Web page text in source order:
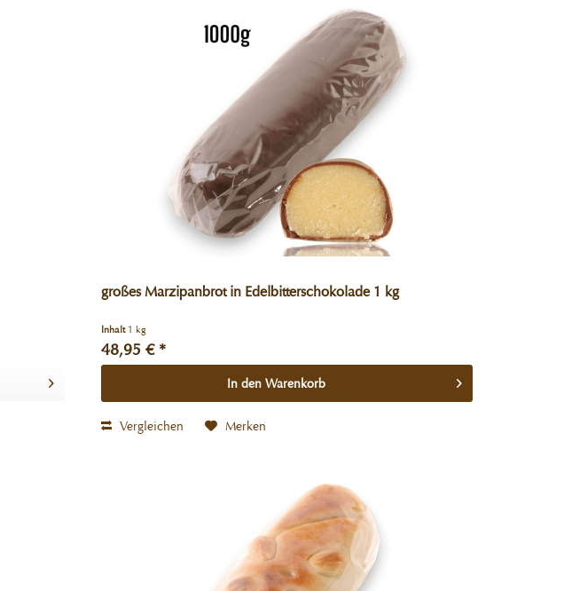
großes Marzipanbrot in Edelbitterschokolade 1 kg
Inhalt 1 kg
48,95 € *
In den Warenkorb
Vergleichen Merken